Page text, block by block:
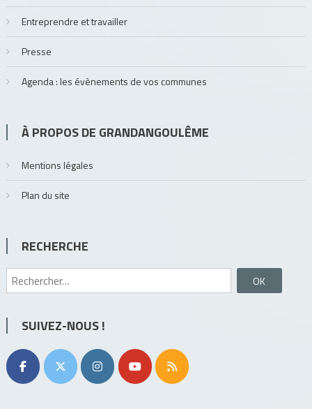
Entreprendre et travailler
Presse
Agenda : les évènements de vos communes
À PROPOS DE GRANDANGOULÊME
Mentions légales
Plan du site
RECHERCHE
Rechercher :
SUIVEZ-NOUS !